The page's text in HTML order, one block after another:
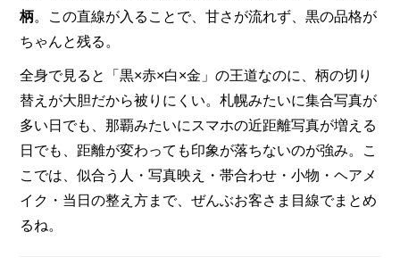
柄。この直線が入ることで、甘さが流れず、黒の品格が
ちゃんと残る。
全身で見ると「黒×赤×白×金」の王道なのに、柄の切り
替えが大胆だから被りにくい。札幌みたいに集合写真が
多い日でも、那覇みたいにスマホの近距離写真が増える
日でも、距離が変わっても印象が落ちないのが強み。こ
こでは、似合う人・写真映え・帯合わせ・小物・ヘアメ
イク・当日の整え方まで、ぜんぶお客さま目線でまとめ
るね。